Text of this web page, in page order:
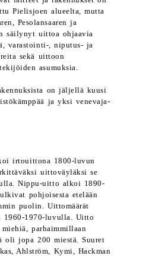
Pielisjoen alueelta, mutta
Pesolansaaren ja
säilynyt uittoa ohjaavia
varastointi-, niputus- ja
sekä uittoon
asumuksia.
on jäljellä kuusi
ja yksi venevaja-
irtouittona 1800-luvun
uittoväyläksi se
Nippu-uitto alkoi 1890-
pohjoisesta etelään
puolin. Uittomäärät
1960-1970-luvulla. Uitto
parhaimmillaan
oli jopa 200 miestä. Suuret
Ahlström, Kymi, Hackman